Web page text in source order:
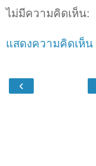
ไม่มีความคิดเห็น:
แสดงความคิดเห็น
‹